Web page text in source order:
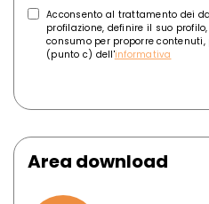
Acconsento al trattamento dei
profilazione, definire il suo
consumo per proporre
(punto c) dell'informativa
Area download